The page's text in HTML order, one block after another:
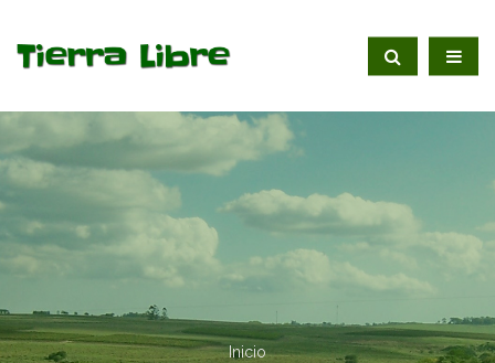
Inicio